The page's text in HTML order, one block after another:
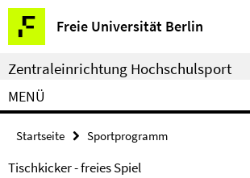
Springe
direkt
zu
Inhalt
Freie Universität Berlin
Service-
Navigation
Zentraleinrichtung Hochschulsport
MENÜ
Startseite Sportprogramm
Tischkicker - freies Spiel